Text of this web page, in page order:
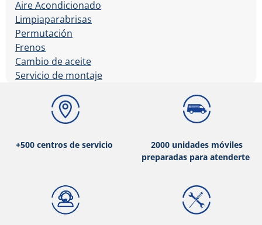
Aire Acondicionado
Limpiaparabrisas
Permutación
Frenos
Cambio de aceite
Servicio de montaje
+500 centros de servicio
2000 unidades móviles
preparadas para atenderte